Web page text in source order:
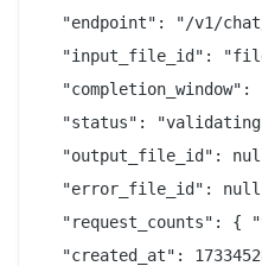
"endpoint": "/v1/
"input_file_id":
"completion_window":
"status":
"output_file_id":
"error_file_id":
"request_counts": {
"created_at":